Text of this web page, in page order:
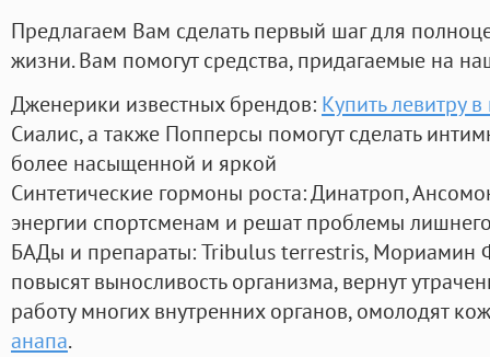
Предлагаем Вам сделать первый шаг для
жизни. Вам помогут средства, придагаемые на
Дженерики известных брендов: Купить левитру
Сиалис, а также Попперсы помогут сделать
более насыщенной и яркой
Синтетические гормоны роста: Динатроп,
энергии спортсменам и решат проблемы
БАДы и препараты:Tribulus terrestris, Мориамин
повысят выносливость организма, вернут
работу многих внутренних органов, омолодят
анапа.